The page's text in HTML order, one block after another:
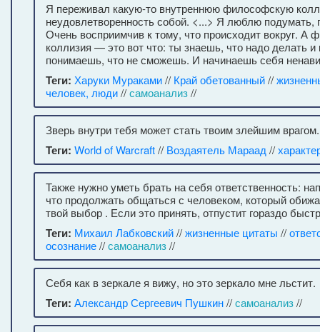
Я переживал какую-то внутреннюю философскую
неудовлетворенность собой. <...> Я люблю подумать,
Очень восприимчив к тому, что происходит вокруг. А
коллизия — это вот что: ты знаешь, что надо делать и
понимаешь, что не сможешь. И начинаешь себя
Теги: Харуки Мураками// Край обетованный//
человек, люди//самоанализ//
Зверь внутри тебя может стать твоим злейшим врагом.
Теги: World of Warcraft// Воздаятель Мараад //
Также нужно уметь брать на себя ответственность:
что продолжать общаться с человеком, который
твой выбор . Если это принять, отпустит гораздо
Теги: Михаил Лабковский//жизненные цитаты //
осознание//самоанализ//
Себя как в зеркале я вижу, но это зеркало мне льстит.
Теги: Александр Сергеевич Пушкин//самоанализ//